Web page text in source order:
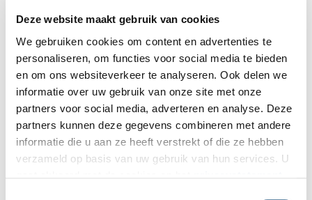
Deze website maakt gebruik van cookies
We gebruiken cookies om content en advertenties te
personaliseren, om functies voor social media te bieden
en om ons websiteverkeer te analyseren. Ook delen we
informatie over uw gebruik van onze site met onze
partners voor social media, adverteren en analyse. Deze
partners kunnen deze gegevens combineren met andere
informatie die u aan ze heeft verstrekt of die ze hebben
verzameld op basis van uw gebruik van hun services. U
Het was op een mooie zondag ‘besaeyt met Menschen’ op de
Spaarndammerdijk schreef Brederode (1585-1618). Hij had
stadgenoten zien lopen over de dijk met zicht op het weidse
polderland en het IJ. Even de stad ontvluchten – ook toen.
Wandel (in gedachten) met Brederode mee de stad uit. De dijk
op naar Spaarndam.